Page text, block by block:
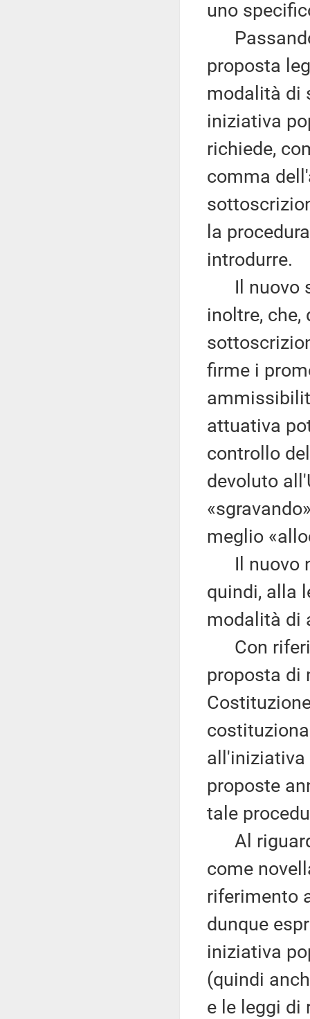
uno
proposta
modalità di
iniziativa
richiede,
comma
la
introdurre.
Il nuovo
inoltre,
firme i
attuativa
controllo
devoluto
meglio
Il nuovo
quindi, alla
modalità di
Con
proposta di
all'iniziativa
proposte
tale
Al
come
riferimento
dunque
iniziativa
(quindi
e le leggi di